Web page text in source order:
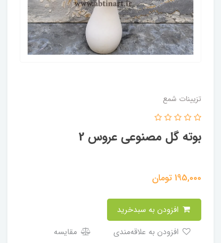
تزیینات شمع
بوته گل مصنوعی عروس 2
195,000تومان
مقایسه